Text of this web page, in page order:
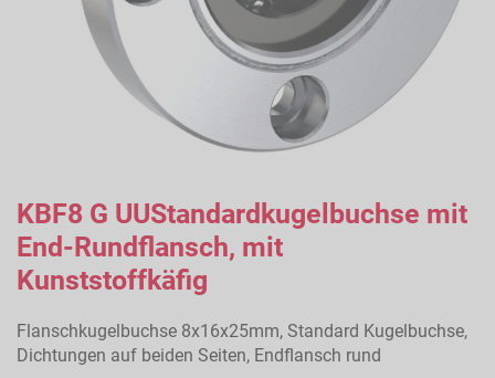
Anfang
der
Bildergalerie
springen
KBF8 G UUStandardkugelbuchse mit
End-Rundflansch, mit
Kunststoffkäfig
Flanschkugelbuchse 8x16x25mm, Standard Kugelbuchse,
Dichtungen auf beiden Seiten, Endflansch rund